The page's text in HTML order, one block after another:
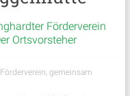
Förderverein
Ortsvorsteher
Förderverein, gemeinsam